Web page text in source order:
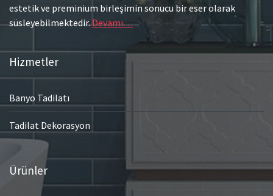
estetik ve preminium birleşimin sonucu bir eser olarak
süsleyebilmektedir.Devamı…
Hizmetler
Banyo Tadilatı
Tadilat Dekorasyon
Ürünler